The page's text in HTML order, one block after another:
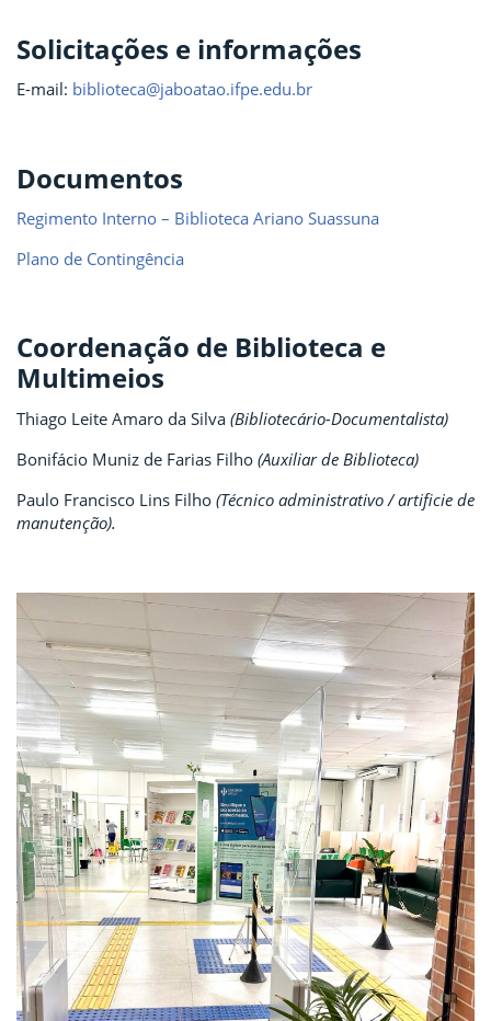
Solicitações e informações
E-mail: biblioteca@jaboatao.ifpe.edu.br
Documentos
Regimento Interno – Biblioteca Ariano Suassuna
Plano de Contingência
Coordenação de Biblioteca e
Multimeios
Thiago Leite Amaro da Silva (Bibliotecário-Documentalista)
Bonifácio Muniz de Farias Filho (Auxiliar de Biblioteca)
Paulo Francisco Lins Filho (Técnico administrativo / artificie de
manutenção).